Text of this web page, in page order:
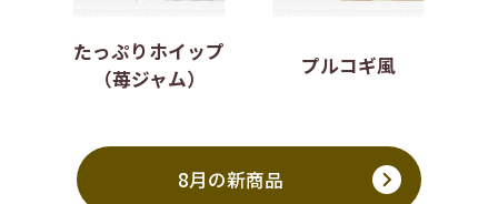
たっぷりホイップ
（苺ジャム）
プルコギ風
8月の新商品